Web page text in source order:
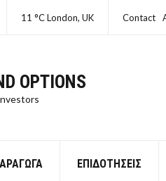
11 °C London, UK Contact
OPTIONS
ΕΠΙΔΟΤΉΣΕΙΣ